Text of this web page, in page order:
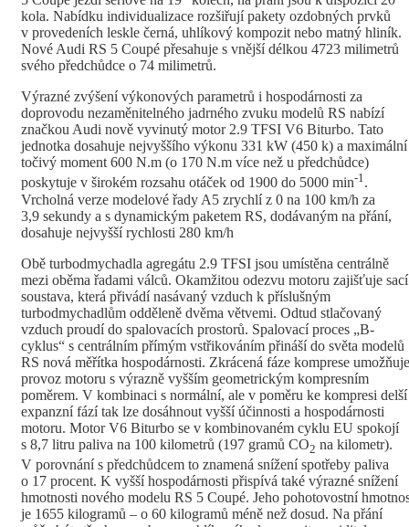
kola. Nabídku individualizace rozšiřují pakety ozdobných prvků
v provedeních leskle černá, uhlíkový kompozit nebo matný hliník.
Nové Audi RS 5 Coupé přesahuje s vnější délkou 4723 milimetrů
svého předchůdce o 74 milimetrů.
Výrazné zvýšení výkonových parametrů i hospodárnosti za
doprovodu nezaměnitelného jadrného zvuku modelů RS nabízí
značkou Audi nově vyvinutý motor 2.9 TFSI V6 Biturbo. Tato
jednotka dosahuje nejvyššího výkonu 331 kW (450 k) a maximální
točivý moment 600 N.m (o 170 N.m více než u předchůdce)
poskytuje v širokém rozsahu otáček od 1900 do 5000 min-1.
Vrcholná verze modelové řady A5 zrychlí z 0 na 100 km/h za
3,9 sekundy a s dynamickým paketem RS, dodávaným na přání,
dosahuje nejvyšší rychlosti 280 km/h
Obě turbodmychadla agregátu 2.9 TFSI jsou umístěna centrálně
mezi oběma řadami válců. Okamžitou odezvu motoru zajišťuje sací
soustava, která přivádí nasávaný vzduch k příslušným
turbodmychadlům odděleně dvěma větvemi. Odtud stlačovaný
vzduch proudí do spalovacích prostorů. Spalovací proces „B-
cyklus“ s centrálním přímým vstřikováním přináší do světa modelů
RS nová měřítka hospodárnosti. Zkrácená fáze komprese umožňuje
provoz motoru s výrazně vyšším geometrickým kompresním
poměrem. V kombinaci s normální, ale v poměru ke kompresi delší
expanzní fází tak lze dosáhnout vyšší účinnosti a hospodárnosti
motoru. Motor V6 Biturbo se v kombinovaném cyklu EU spokojí
s 8,7 litru paliva na 100 kilometrů (197 gramů CO2 na kilometr).
V porovnání s předchůdcem to znamená snížení spotřeby paliva
o 17 procent. K vyšší hospodárnosti přispívá také výrazné snížení
hmotnosti nového modelu RS 5 Coupé. Jeho pohotovostní
je 1655 kilogramů – o 60 kilogramů méně než dosud. Na přání